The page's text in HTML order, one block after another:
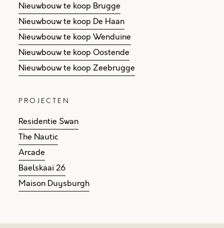
Nieuwbouw te koop Brugge
Nieuwbouw te koop De Haan
Nieuwbouw te koop Wenduine
Nieuwbouw te koop Oostende
Nieuwbouw te koop Zeebrugge
PROJECTEN
Residentie Swan
The Nautic
Arcade
Baelskaai 26
Maison Duysburgh